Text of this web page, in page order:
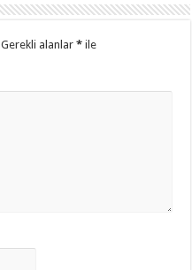
Gerekli alanlar* ile